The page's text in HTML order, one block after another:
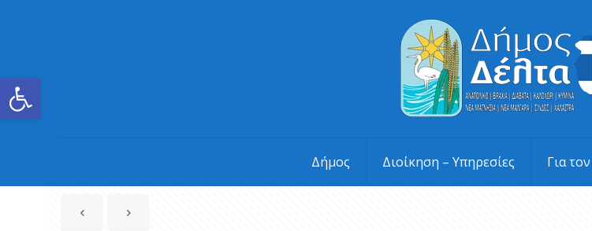
Ανοίξτε τη γραμμή εργαλείων
Δήμος Διοίκηση – Υπηρεσίες Για